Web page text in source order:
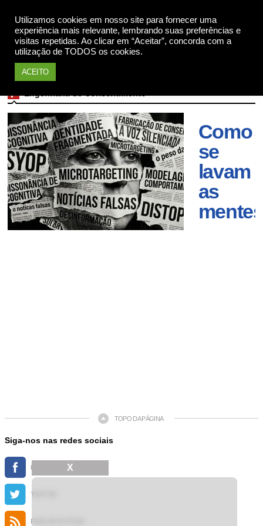
Utilizamos cookies em nosso site para fornecer uma
experiência mais relevante, lembrando suas preferências e
visitas repetidas. Ao clicar em “Aceitar”, concorda com a
utilização de TODOS os cookies.
ACEITO
Como
se
lavam
as
TOPO DA PÁGINA
Siga-nos nas redes sociais
FACEBOOK
TWITTER
FEED DE NOTÍCIAS
X